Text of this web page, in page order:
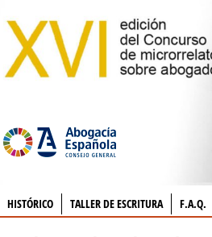
HISTÓRICO TALLER DE ESCRITURA F.A.Q.